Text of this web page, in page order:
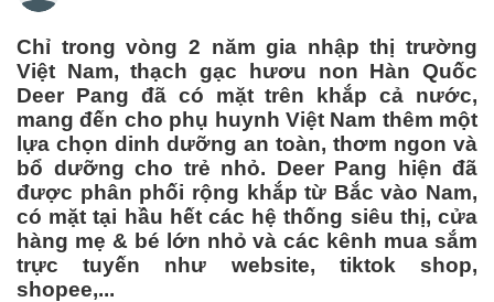
Chỉ trong vòng 2 năm gia nhập thị trường
Việt Nam, thạch gạc hươu non Hàn Quốc
Deer Pang đã có mặt trên khắp cả nước,
mang đến cho phụ huynh Việt Nam thêm một
lựa chọn dinh dưỡng an toàn, thơm ngon và
bổ dưỡng cho trẻ nhỏ. Deer Pang hiện đã
được phân phối rộng khắp từ Bắc vào Nam,
có mặt tại hầu hết các hệ thống siêu thị, cửa
hàng mẹ & bé lớn nhỏ và các kênh mua sắm
trực tuyến như website, tiktok shop,
shopee,...